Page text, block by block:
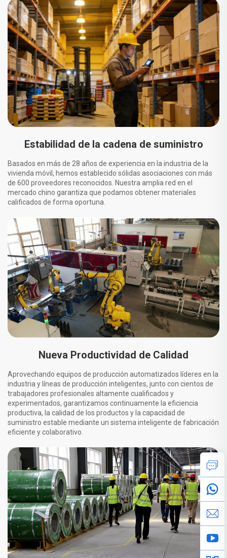
Estabilidad de la cadena de suministro
Basados en más de 28 años de experiencia en la industria de la
vivienda móvil, hemos establecido sólidas asociaciones con más
de 600 proveedores reconocidos. Nuestra amplia red en el
mercado chino garantiza que podamos obtener materiales
calificados de forma oportuna.
Nueva Productividad de Calidad
Aprovechando equipos de producción automatizados líderes en la
industria y líneas de producción inteligentes, junto con cientos de
trabajadores profesionales altamente cualificados y
experimentados, garantizamos continuamente la eficiencia
productiva, la calidad de los productos y la capacidad de
suministro estable mediante un sistema inteligente de fabricación
eficiente y colaborativo.